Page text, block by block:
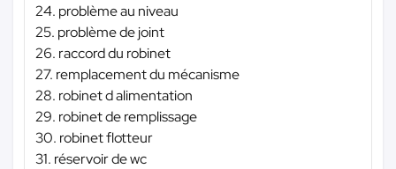
24. problème au niveau
25. problème de joint
26. raccord du robinet
27. remplacement du mécanisme
28. robinet d alimentation
29. robinet de remplissage
30. robinet flotteur
31. réservoir de wc